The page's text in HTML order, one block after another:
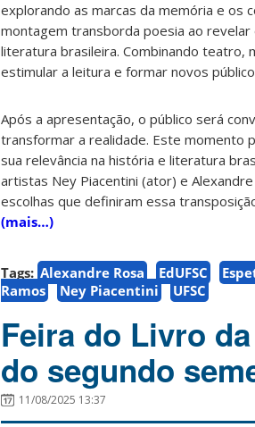
explorando as marcas da memória e os
montagem transborda poesia ao
literatura brasileira. Combinando teatro,
estimular a leitura e formar novos
Após a apresentação, o público será
transformar a realidade. Este momento
sua relevância na história e literatura
artistas Ney Piacentini (ator) e
escolhas que definiram essa
(mais…)
Tags: Alexandre Rosa EdUFSC
Ramos
Ney Piacentini UFSC
Feira do Livro
do segundo
11/08/2025 13:37